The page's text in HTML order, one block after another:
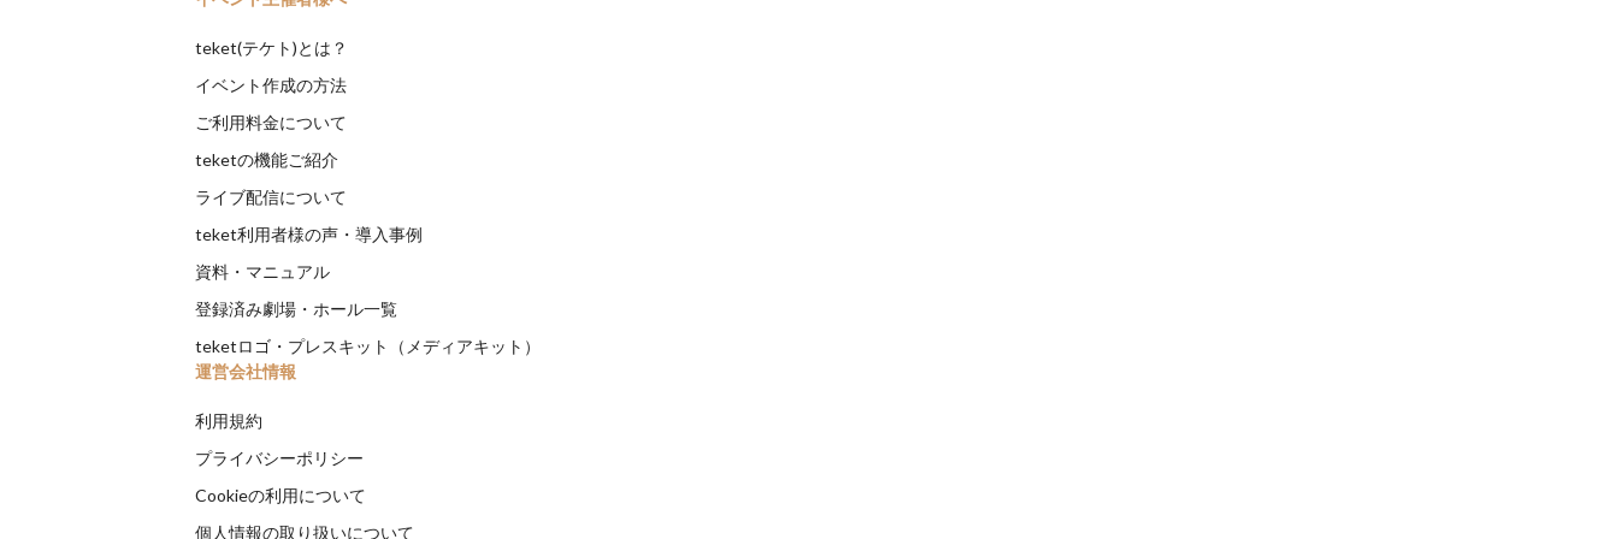
teket(テケト)とは？
イベント作成の方法
ご利用料金について
teketの機能ご紹介
ライブ配信について
teket利用者様の声・導入事例
資料・マニュアル
登録済み劇場・ホール一覧
teketロゴ・プレスキット（メディアキット）
運営会社情報
利用規約
プライバシーポリシー
Cookieの利用について
個人情報の取り扱いについて